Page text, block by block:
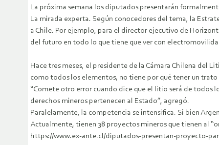
La próxima semana los diputados presentarán
La mirada experta. Según conocedores del tema, la
a Chile. Por ejemplo, para el director ejecutivo de
del futuro en todo lo que tiene que ver con
Hace tres meses, el presidente de la Cámara Chilena del
como todos los elementos, no tiene por qué tener un trato
“Comete otro error cuando dice que el litio será de todos
derechos mineros pertenecen al Estado”, agregó.
Paralelamente, la competencia se intensifica. Si bien
Actualmente, tienen 38 proyectos mineros que tienen al
https://www.ex-ante.cl/diputados-presentan-proyecto-